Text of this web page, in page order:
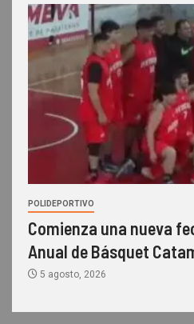
POLIDEPORTIVO
Comienza una nueva
Anual de Básquet
5 agosto, 2026